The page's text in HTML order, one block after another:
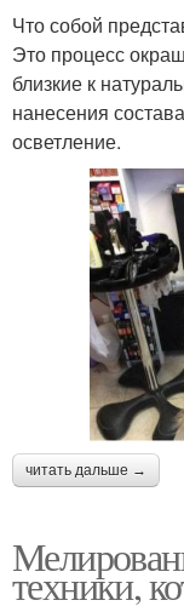
Что собой
Это процесс
близкие к
нанесения
осветление.
читать дальше →
техники,